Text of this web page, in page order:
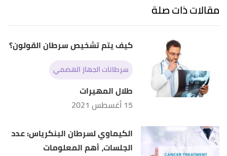
↑
"Advanced Cancer"
,pancan.org, Retrieved
1/5/2023. Edited.
"What does it mean to have stage 4 pancreatic
cancer?",medicalnewstoday , Retrieved 1/5/2023.
Edited.
"How Long Do You Have to Live with Stage 4
emedicinehealth , Retrieved
1/5/2023. Edited.
مقالات ذات صلة
كيف يتم تشخيص سرطان القولون؟
سرطانات الجهاز الهضمي
طلال المهيرات
15 أغسطس 2021
الكيماوي لسرطان البنكرياس: عدد
الجلسات، أهم المعلومات